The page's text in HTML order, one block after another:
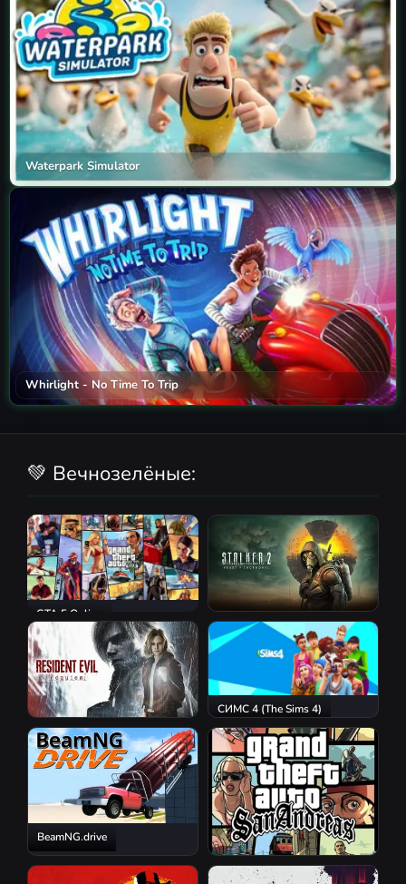
Waterpark Simulator
Whirlight - No Time To Trip
💚 Вечнозелёные:
GTA 5 Online
S.T.A.L.K.E.R. 2: Heart of
Chornobyl
Resident Evil Requiem
СИМС 4 (The Sims 4)
BeamNG.drive
GTA San Andreas